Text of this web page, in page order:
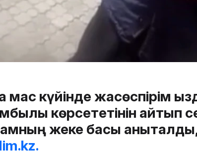
күйінде жасөспірім
көрсететінін айтып
жеке басы